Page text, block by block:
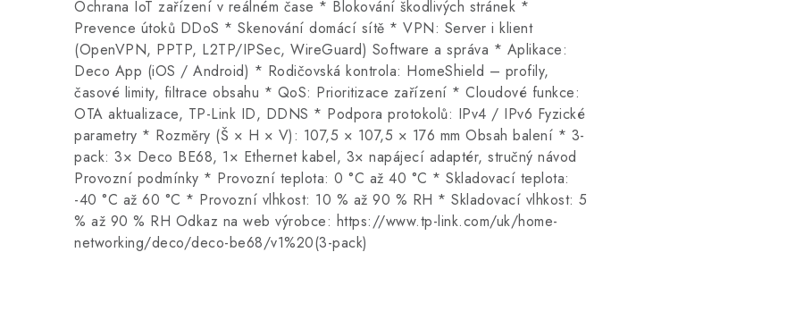
Ochrana IoT zařízení v reálném čase * Blokování škodlivých stránek *
Prevence útoků DDoS * Skenování domácí sítě * VPN: Server i klient
(OpenVPN, PPTP, L2TP/IPSec, WireGuard) Software a správa * Aplikace:
Deco App (iOS / Android) * Rodičovská kontrola: HomeShield – profily,
časové limity, filtrace obsahu * QoS: Prioritizace zařízení * Cloudové funkce:
OTA aktualizace, TP-Link ID, DDNS * Podpora protokolů: IPv4 / IPv6 Fyzické
parametry * Rozměry (Š × H × V): 107,5 × 107,5 × 176 mm Obsah balení * 3-
pack: 3× Deco BE68, 1× Ethernet kabel, 3× napájecí adaptér, stručný návod
Provozní podmínky * Provozní teplota: 0 °C až 40 °C * Skladovací teplota:
-40 °C až 60 °C * Provozní vlhkost: 10 % až 90 % RH * Skladovací vlhkost: 5
% až 90 % RH Odkaz na web výrobce: https://www.tp-link.com/uk/home-
networking/deco/deco-be68/v1%20(3-pack)